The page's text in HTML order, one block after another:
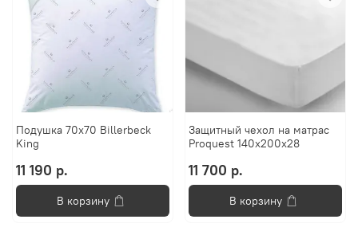
Подушка 70x70 Billerbeck
King
11 190 р.
В корзину
Защитный чехол на матрас
Proquest 140x200x28
11 700 р.
В корзину